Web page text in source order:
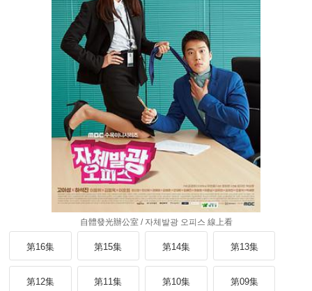
自體發光辦公室 / 자체발광 오피스 線上看
第16集 第15集 第14集 第13集
第12集 第11集 第10集 第09集